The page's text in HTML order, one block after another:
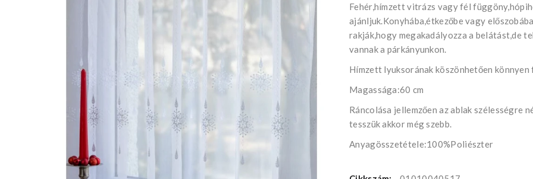
Fehér,hímzett vitrázs vagy fél
ajánljuk.Konyhába,étkezőbe vagy
rakják,hogy megakadályozza a belátást,de
vannak a párkányunkon.
Hímzett lyuksorának köszönhetően
Magassága:60 cm
Ráncolása jellemzően az ablak szélességre
tesszük akkor még szebb.
Anyagösszetétele:100%Poliészter